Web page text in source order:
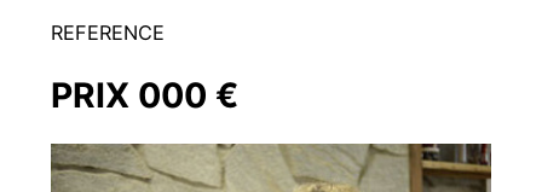
REFERENCE
PRIX 000 €